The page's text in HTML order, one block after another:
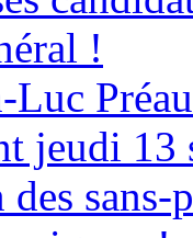
!
Luc
jeudi 13